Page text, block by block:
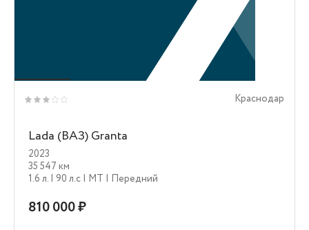
Краснодар
Lada (ВАЗ) Granta
2023
35 547 км
1.6 л. | 90 л.c | MT | Передний
810 000 ₽